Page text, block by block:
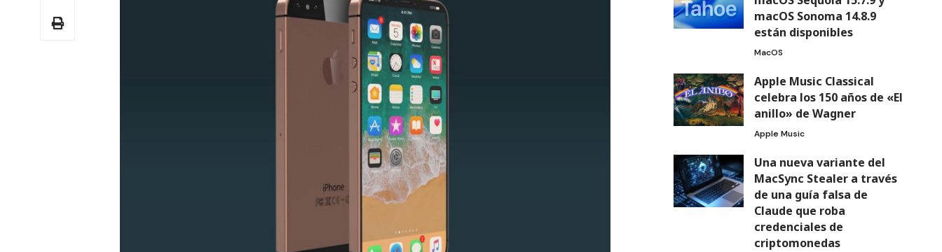
macOS Sonoma 14.8.9
están disponibles
MacOS
Apple Music Classical
celebra los 150 años de «El
anillo» de Wagner
Apple Music
Una nueva variante del
MacSync Stealer a través
de una guía falsa de
Claude que roba
credenciales de
criptomonedas